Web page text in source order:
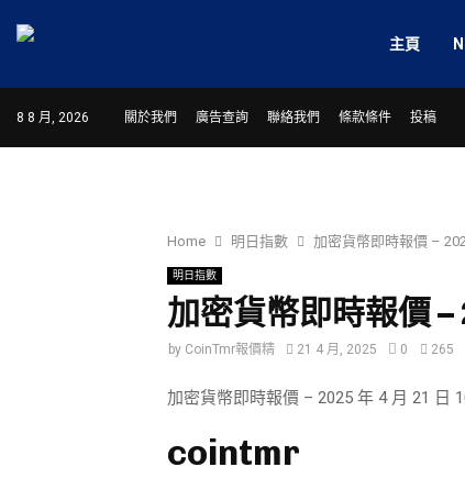
主頁
8 8 月, 2026 關於我們 廣告查詢 聯絡我們 條款條件 投稿
Home 明日指數 加密貨幣即時報價 –
明日指數
加密貨幣即時報價
by CoinTmr報價精 21 4 月, 2025 0 265
加密貨幣即時報價 – 2025 年 4 月 21 日
cointmr